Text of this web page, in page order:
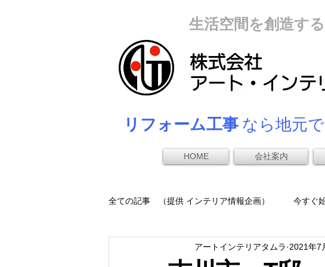
生活空間を創造する
リフォーム工事なら地元
HOME 会社案内
全ての記事 （提供 インテリア情報企画） 今すぐ
アートインテリアタムラ 2021年7